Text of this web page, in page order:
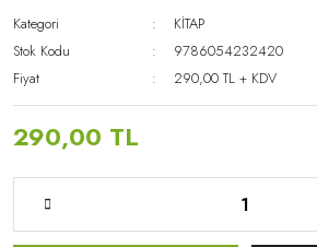
Kategori
KİTAP
Stok Kodu
9786054232420
Fiyat
290,00 TL + KDV
290,00 TL